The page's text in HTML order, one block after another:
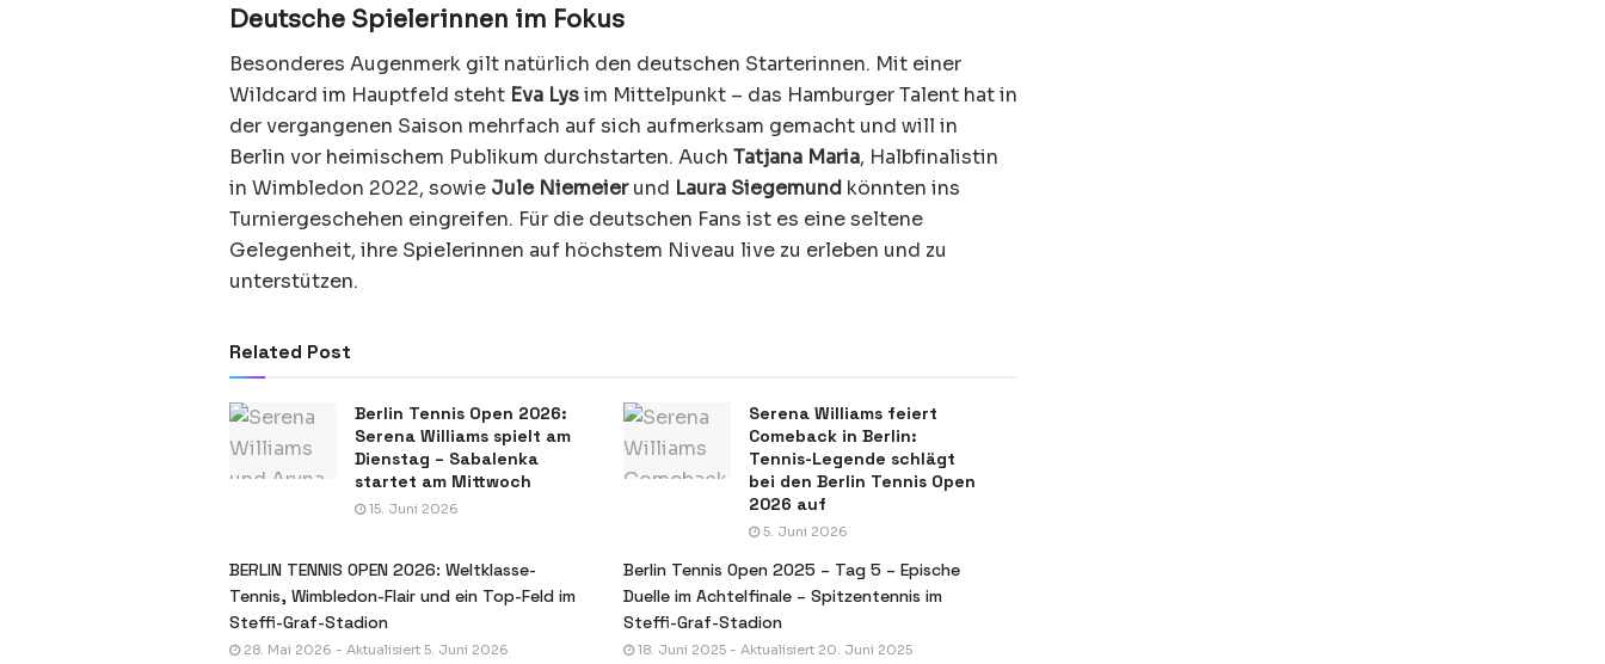
Deutsche Spielerinnen im Fokus
Besonderes Augenmerk gilt natürlich den deutschen Starterinnen. Mit einer
Wildcard im Hauptfeld steht Eva Lysim Mittelpunkt – das Hamburger Talent hat in
der vergangenen Saison mehrfach auf sich aufmerksam gemacht und will in
Berlin vor heimischem Publikum durchstarten. Auch Tatjana Maria, Halbfinalistin
in Wimbledon 2022, sowie Jule Niemeierund Laura Siegemund könnten ins
Turniergeschehen eingreifen. Für die deutschen Fans ist es eine seltene
Gelegenheit, ihre Spielerinnen auf höchstem Niveau live zu erleben und zu
unterstützen.
Related Post
Berlin Tennis Open 2026:
Serena Williams spielt am
Dienstag – Sabalenka
startet am Mittwoch
15. Juni 2026
Serena Williams feiert
Comeback in Berlin:
Tennis-Legende schlägt
bei den Berlin Tennis Open
2026 auf
5. Juni 2026
BERLIN TENNIS OPEN 2026: Weltklasse-
Tennis, Wimbledon-Flair und ein Top-Feld im
Steffi-Graf-Stadion
28. Mai 2026 - Aktualisiert 5. Juni 2026
Berlin Tennis Open 2025 – Tag 5 – Epische
Duelle im Achtelfinale – Spitzentennis im
Steffi-Graf-Stadion
18. Juni 2025 - Aktualisiert 20. Juni 2025